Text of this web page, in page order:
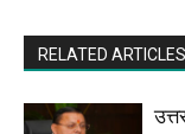
RELATED ARTICLES